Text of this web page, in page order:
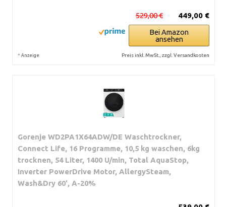
449,00 €
529,00 €
Bei Amazon
ansehen
* Anzeige Preis inkl. MwSt., zzgl. Versandkosten
Gorenje WD2PA1X64ADW/DE Waschtrockner,
Connect Life, 16 Programme, 10,5 kg waschen, 6kg
trocknen, 54 Liter, 1400 U/min, Total AquaStop,
Inverter PowerDrive Motor, AllergySteam,
Wash&Dry 60', A-20%